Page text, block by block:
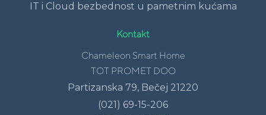
IT i Cloud bezbednost u pametnim kućama
Kontakt
Chameleon Smart Home
TOT PROMET DOO
Partizanska 79, Bečej 21220
(021) 69-15-206